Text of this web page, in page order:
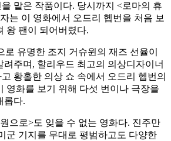
맡은 작품이다. 당시까지 <로마의 휴
는 이 영화에서 오드리 헵번을 처음 보
왕 팬이 되어버렸다.
로 유명한 조지 거슈윈의 재즈 선율이
려주며, 할리우드 최고의 의상디자이너
황홀한 의상 쇼 속에서 오드리 헵번의
영화를 보기 위해 다섯 번이나 극장을
롭다.
으로>도 잊을 수 없는 영화다. 진주만
군 기지를 무대로 평범하고도 다양한